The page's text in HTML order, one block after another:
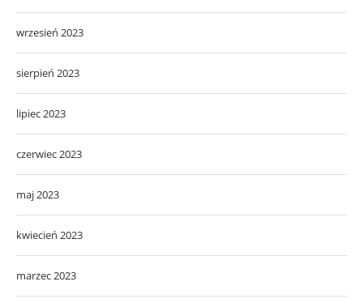
wrzesień 2023
sierpień 2023
lipiec 2023
czerwiec 2023
maj 2023
kwiecień 2023
marzec 2023